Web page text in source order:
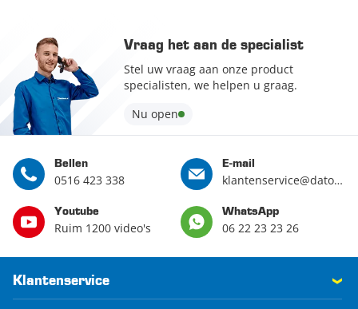
Vraag het aan de specialist
Stel uw vraag aan onze product
specialisten, we helpen u graag.
Nu open
Bellen
0516 423 338
E-mail
klantenservice@datona.nl
Youtube
Ruim 1200 video's
WhatsApp
06 22 23 23 26
Klantenservice